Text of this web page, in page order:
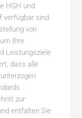
HGH und
verfügbar sind.
von
Ihre
Leistungsziele
dass alle
zur
entfalten Sie